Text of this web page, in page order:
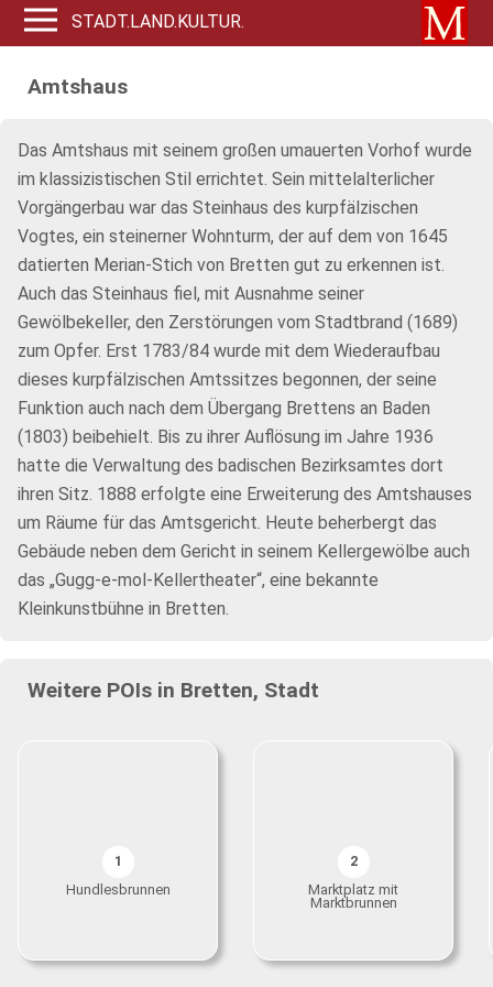
STADT.LAND.KULTUR.
Amtshaus
Das Amtshaus mit seinem großen umauerten Vorhof wurde
im klassizistischen Stil errichtet. Sein mittelalterlicher
Vorgängerbau war das Steinhaus des kurpfälzischen
Vogtes, ein steinerner Wohnturm, der auf dem von 1645
datierten Merian-Stich von Bretten gut zu erkennen ist.
Auch das Steinhaus fiel, mit Ausnahme seiner
Gewölbekeller, den Zerstörungen vom Stadtbrand (1689)
zum Opfer. Erst 1783/84 wurde mit dem Wiederaufbau
dieses kurpfälzischen Amtssitzes begonnen, der seine
Funktion auch nach dem Übergang Brettens an Baden
(1803) beibehielt. Bis zu ihrer Auflösung im Jahre 1936
hatte die Verwaltung des badischen Bezirksamtes dort
ihren Sitz. 1888 erfolgte eine Erweiterung des Amtshauses
um Räume für das Amtsgericht. Heute beherbergt das
Gebäude neben dem Gericht in seinem Kellergewölbe auch
das „Gugg-e-mol-Kellertheater“, eine bekannte
Kleinkunstbühne in Bretten.
Weitere POIs in Bretten, Stadt
1
Hundlesbrunnen
2
Marktplatz mit
Marktbrunnen